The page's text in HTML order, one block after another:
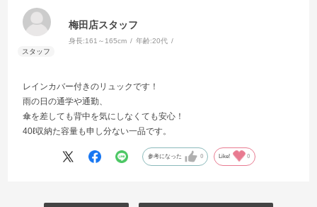
梅田店スタッフ
身長:161～165cm 年齢:20代
レインカバー付きのリュックです！
雨の日の通学や通勤、
傘を差しても背中を気にしなくても安心！
40ℓ収納た容量も申し分ない一品です。
参考になった 0 Like! 0